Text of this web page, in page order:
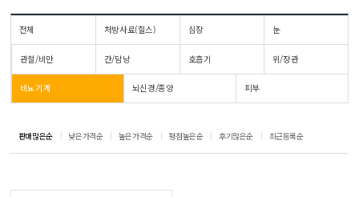
전체 처방사료(힐스) 심장 눈
관절/비만 간/담낭 호흡기 위/장관
비뇨기계 뇌신경/종양 피부
판매많은순 낮은가격순 높은가격순 평점높은순 후기많은순 최근등록순